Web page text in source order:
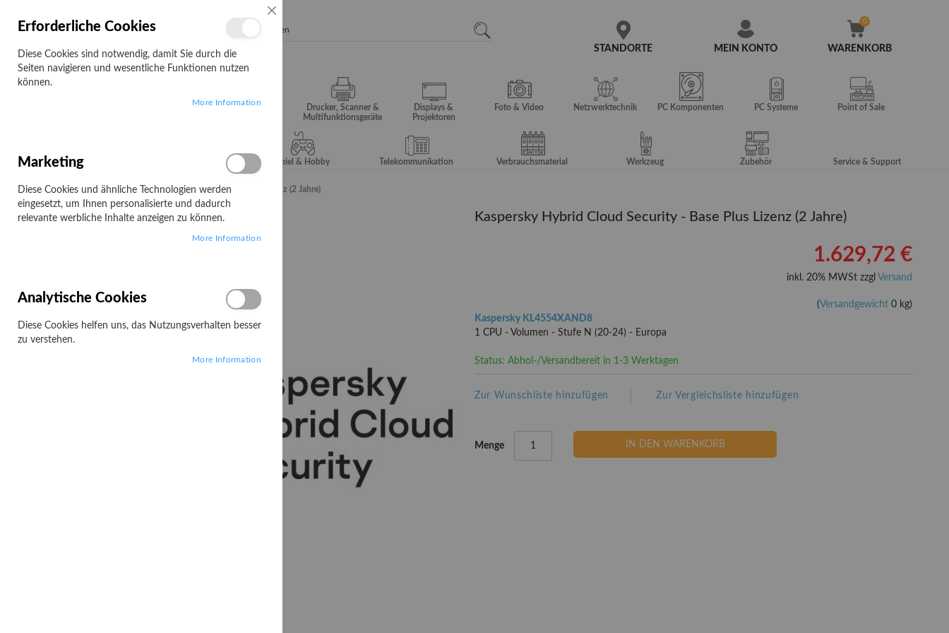
MEIN KONTO
STANDORTE WARENKORB
Campus
Drucker, Scanner &
Multifunktionsgeräte
Displays &
Projektoren
Foto & Video Netzwerktechnik PC Komponenten PC Systeme Point of Sale
Server & Storage Spiel & Hobby Telekommunikation Verbrauchsmaterial Werkzeug Zubehör Service & Support
Startseite Kaspersky Hybrid Cloud Security - Base Plus Lizenz (2 Jahre)
Kaspersky Hybrid Cloud Security - Base Plus Lizenz (2 Jahre)
1.629,72 €
inkl. 20% MWSt zzgl Versand
(Versandgewicht 0 kg)
Kaspersky KL4554XAND8
1 CPU - Volumen - Stufe N (20-24) - Europa
Status: Abhol-/Versandbereit in 1-3 Werktagen
Menge IN DEN WARENKORB
Zur Wunschliste hinzufügen Zur Vergleichsliste hinzufügen
Zum
Erforderliche Cookies
Diese Cookies sind notwendig, damit Sie durch die
Seiten navigieren und wesentliche Funktionen nutzen
können.
More Information
Marketing
Diese Cookies und ähnliche Technologien werden
eingesetzt, um Ihnen personalisierte und dadurch
relevante werbliche Inhalte anzeigen zu können.
More Information
Analytische Cookies
Diese Cookies helfen uns, das Nutzungsverhalten besser
zu verstehen.
More Information